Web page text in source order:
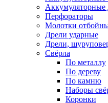
Перфораторы
Молотки
Дрели ударные
Дрели,
Свёрла
По металлу
По дереву
По камню
Наборы
Коронки